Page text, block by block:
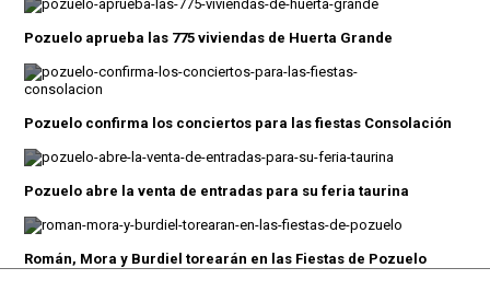
Pozuelo aprueba las 775 viviendas de Huerta Grande
Pozuelo confirma los conciertos para las fiestas Consolación
Pozuelo abre la venta de entradas para su feria taurina
Román, Mora y Burdiel torearán en las Fiestas de Pozuelo